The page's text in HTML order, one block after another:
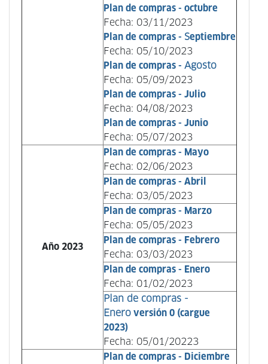
Plan de compras - octubre
Fecha: 03/11/2023
Plan de compras - Septiembre
Fecha: 05/10/2023
Plan de compras - Agosto
Fecha: 05/09/2023
Plan de compras - Julio
Fecha: 04/08/2023
Plan de compras - Junio
Fecha: 05/07/2023
Año 2023
Plan de compras - Mayo
Fecha: 02/06/2023
Plan de compras - Abril
Fecha: 03/05/2023
Plan de compras - Marzo
Fecha: 05/05/2023
Plan de compras - Febrero
Fecha: 03/03/2023
Plan de compras - Enero
Fecha: 01/02/2023
Plan de compras -
Enero versión 0 (cargue
2023)
Fecha: 05/01/20223
Plan de compras - Diciembre